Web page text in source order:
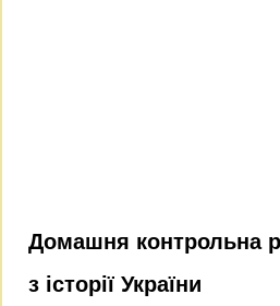
Домашня контрольна
з історії України